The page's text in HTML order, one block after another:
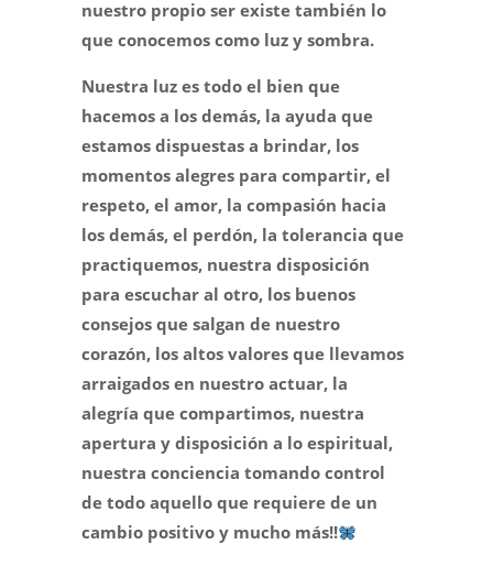
nuestro propio ser existe también lo
que conocemos como luz y sombra.
Nuestra luz es todo el bien que
hacemos a los demás, la ayuda que
estamos dispuestas a brindar, los
momentos alegres para compartir, el
respeto, el amor, la compasión hacia
los demás, el perdón, la tolerancia que
practiquemos, nuestra disposición
para escuchar al otro, los buenos
consejos que salgan de nuestro
corazón, los altos valores que llevamos
arraigados en nuestro actuar, la
alegría que compartimos, nuestra
apertura y disposición a lo espiritual,
nuestra conciencia tomando control
de todo aquello que requiere de un
cambio positivo y mucho más!!